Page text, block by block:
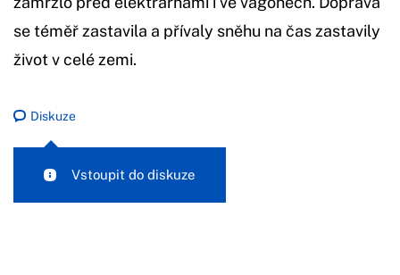
se téměř zastavila a přívaly sněhu na čas zastavily
život v celé zemi.
Diskuze
Vstoupit do diskuze